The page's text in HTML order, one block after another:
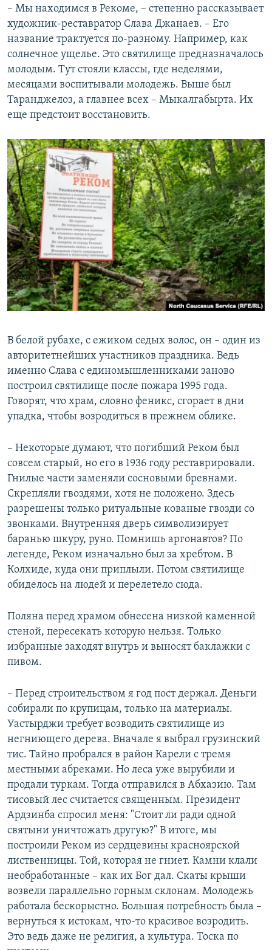
– Мы находимся в Рекоме, – степенно рассказывает
художник-реставратор Слава Джанаев. – Его
название трактуется по-разному. Например, как
солнечное ущелье. Это святилище предназначалось
молодым. Тут стояли классы, где неделями,
месяцами воспитывали молодежь. Выше был
Таранджелоз, а главнее всех – Мыкалгабырта. Их
еще предстоит восстановить.
В белой рубахе, с ежиком седых волос, он – один из
авторитетнейших участников праздника. Ведь
именно Слава с единомышленниками заново
построил святилище после пожара 1995 года.
Говорят, что храм, словно феникс, сгорает в дни
упадка, чтобы возродиться в прежнем облике.
– Некоторые думают, что погибший Реком был
совсем старый, но его в 1936 году реставрировали.
Гнилые части заменяли сосновыми бревнами.
Скрепляли гвоздями, хотя не положено. Здесь
разрешены только ритуальные кованые гвозди со
звонками. Внутренняя дверь символизирует
баранью шкуру, руно. Помнишь аргонавтов? По
легенде, Реком изначально был за хребтом. В
Колхиде, куда они приплыли. Потом святилище
обиделось на людей и перелетело сюда.
Поляна перед храмом обнесена низкой каменной
стеной, пересекать которую нельзя. Только
избранные заходят внутрь и выносят баклажки с
пивом.
– Перед строительством я год пост держал. Деньги
собирали по крупицам, только на материалы.
Уастырджи требует возводить святилище из
негниющего дерева. Вначале я выбрал грузинский
тис. Тайно пробрался в район Карели с тремя
местными абреками. Но леса уже вырубили и
продали туркам. Тогда отправился в Абхазию. Там
тисовый лес считается священным. Президент
Ардзинба спросил меня: "Стоит ли ради одной
святыни уничтожать другую?" В итоге, мы
построили Реком из сердцевины красноярской
лиственницы. Той, которая не гниет. Камни клали
необработанные – как их Бог дал. Скаты крыши
возвели параллельно горным склонам. Молодежь
работала бескорыстно. Большая потребность была –
вернуться к истокам, что-то красивое возродить.
Это ведь даже не религия, а культура. Тоска по